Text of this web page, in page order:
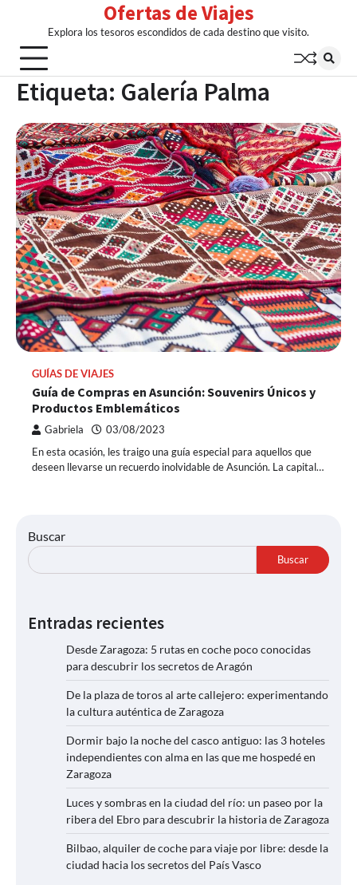
content
Ofertas de Viajes
Explora los tesoros escondidos de cada destino que visito.
Etiqueta: Galería Palma
GUÍAS DE VIAJES
Guía de Compras en Asunción: Souvenirs Únicos y
Productos Emblemáticos
Gabriela 03/08/2023
En esta ocasión, les traigo una guía especial para aquellos que
deseen llevarse un recuerdo inolvidable de Asunción. La capital…
Buscar
Buscar
Entradas recientes
Desde Zaragoza: 5 rutas en coche poco conocidas
para descubrir los secretos de Aragón
De la plaza de toros al arte callejero: experimentando
la cultura auténtica de Zaragoza
Dormir bajo la noche del casco antiguo: las 3 hoteles
independientes con alma en las que me hospedé en
Zaragoza
Luces y sombras en la ciudad del río: un paseo por la
ribera del Ebro para descubrir la historia de Zaragoza
Bilbao, alquiler de coche para viaje por libre: desde la
ciudad hacia los secretos del País Vasco